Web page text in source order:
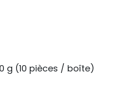
g (10 pièces / boîte)